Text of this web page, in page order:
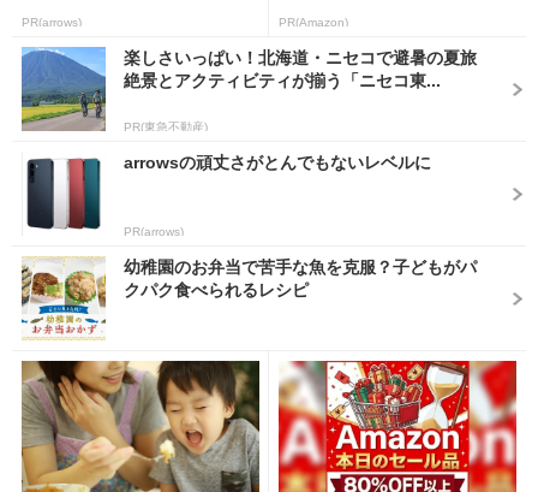
PR(arrows) PR(Amazon)
楽しさいっぱい！北海道・ニセコで避暑の夏旅
絶景とアクティビティが揃う「ニセコ東...
PR(東急不動産)
arrowsの頑丈さがとんでもないレベルに
PR(arrows)
幼稚園のお弁当で苦手な魚を克服？子どもがパ
クパク食べられるレシピ